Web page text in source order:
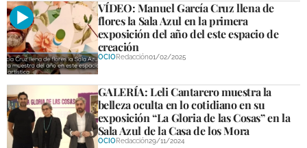
VÍDEO: Manuel García Cruz llena de
flores la Sala Azul en la primera
exposición del año del este espacio de
creación
OCIORedacción01/02/2025
GALERÍA: Leli Cantarero muestra la
belleza oculta en lo cotidiano en su
exposición “La Gloria de las Cosas” en la
Sala Azul de la Casa de los Mora
OCIORedacción29/11/2024